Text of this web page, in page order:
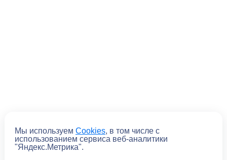
Мы используем Cookies, в том числе с
использованием сервиса веб-аналитики
"Яндекс.Метрика".